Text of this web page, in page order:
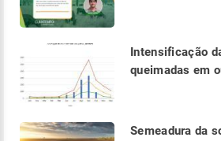
Intensificação
queimadas em
Semeadura da